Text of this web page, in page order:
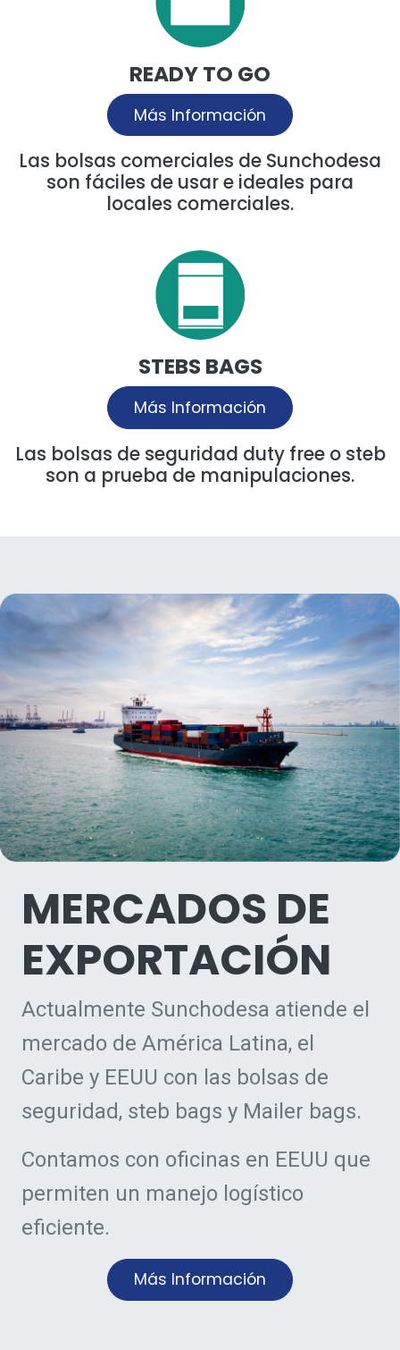
READY TO GO
Más Información
Las bolsas comerciales de Sunchodesa
son fáciles de usar e ideales para
locales comerciales.
STEBS BAGS
Más Información
Las bolsas de seguridad duty free o steb
son a prueba de manipulaciones.
MERCADOS DE
EXPORTACIÓN
Actualmente Sunchodesa atiende el
mercado de América Latina, el
Caribe y EEUU con las bolsas de
seguridad, steb bags y Mailer bags.
Contamos con oficinas en EEUU que
permiten un manejo logístico
eficiente.
Más Información